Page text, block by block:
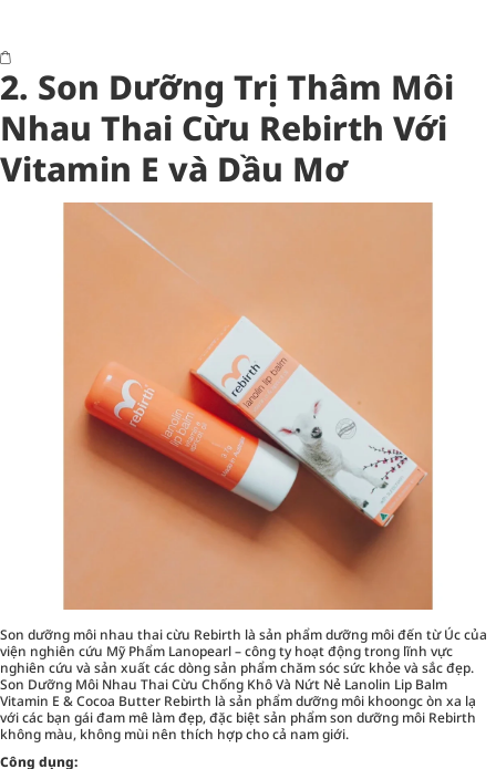
2. Son Dưỡng Trị Thâm Môi
Nhau Thai Cừu Rebirth Với
Vitamin E và Dầu Mơ
Son dưỡng môi nhau thai cừu Rebirth là sản phẩm dưỡng môi đến từ Úc của
viện nghiên cứu Mỹ Phẩm Lanopearl – công ty hoạt động trong lĩnh vực
nghiên cứu và sản xuất các dòng sản phẩm chăm sóc sức khỏe và sắc đẹp.
Son Dưỡng Môi Nhau Thai Cừu Chống Khô Và Nứt Nẻ Lanolin Lip Balm
Vitamin E & Cocoa Butter Rebirth là sản phẩm dưỡng môi khoongc òn xa lạ
với các bạn gái đam mê làm đẹp, đặc biệt sản phẩm son dưỡng môi Rebirth
không màu, không mùi nên thích hợp cho cả nam giới.
Công dụng: